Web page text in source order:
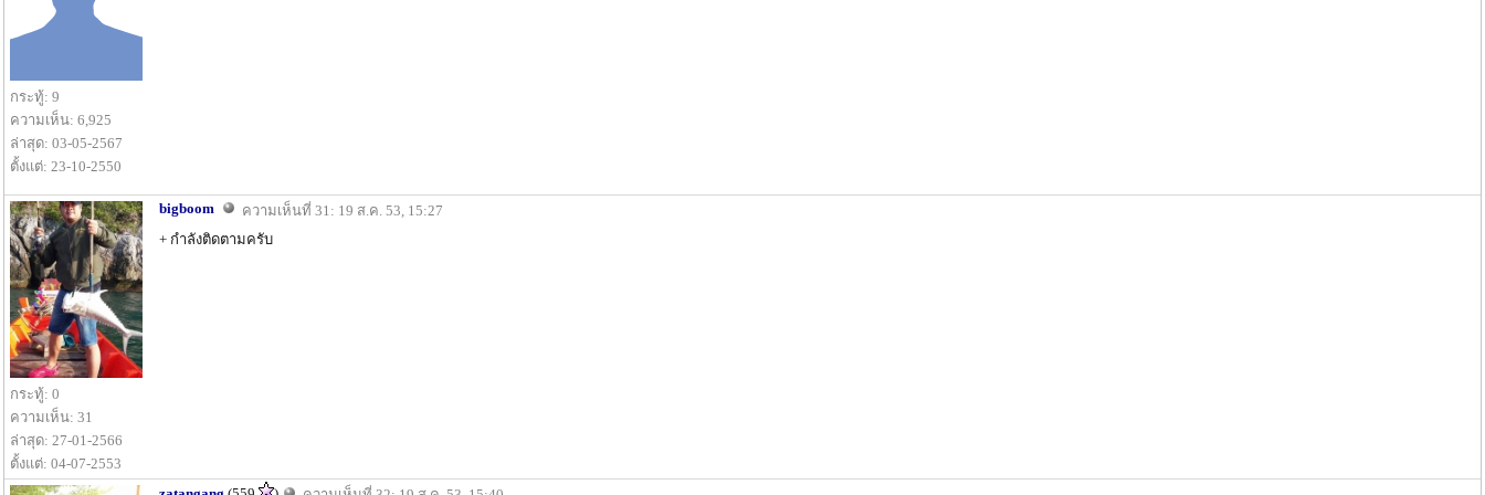
กระทู้: 9
ความเห็น: 6,925
ล่าสุด: 03-05-2567
ตั้งแต่: 23-10-2550
กระทู้: 0
ความเห็น: 31
ล่าสุด: 27-01-2566
ตั้งแต่: 04-07-2553
bigboom
ความเห็นที่ 31: 19 ส.ค. 53, 15:27
+ กำลังติดตามครับ